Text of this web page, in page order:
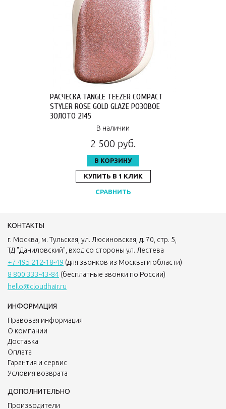
РАСЧЕСКА TANGLE TEEZER COMPACT
STYLER ROSE GOLD GLAZE РОЗОВОЕ
ЗОЛОТО 2145
В наличии
2 500 руб.
В КОРЗИНУ
КУПИТЬ В 1 КЛИК
СРАВНИТЬ
КОНТАКТЫ
г. Москва, м. Тульская, ул. Люсиновская, д. 70, стр. 5,
ТД "Даниловский", вход со стороны ул. Лестева
+7 495 212-18-49 (для звонков из Москвы и области)
8 800 333-43-84 (бесплатные звонки по России)
hello@cloudhair.ru
ИНФОРМАЦИЯ
Правовая информация
О компании
Доставка
Оплата
Гарантия и сервис
Условия возврата
ДОПОЛНИТЕЛЬНО
Производители